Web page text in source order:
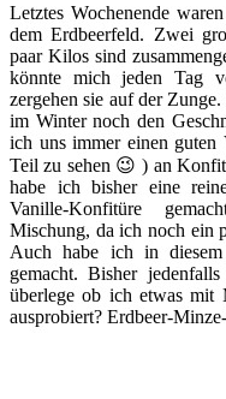
Letztes Wochenende
dem Erdbeerfeld. Zwei
paar Kilos sind
könnte mich jeden Tag
zergehen sie auf der
im Winter noch den
ich uns immer einen
Teil zu sehen 😉 ) an
habe ich bisher eine
Vanille-Konfitüre
Mischung, da ich noch ein
Auch habe ich in diesem
gemacht. Bisher
überlege ob ich etwas mit
ausprobiert? Erdbeer-